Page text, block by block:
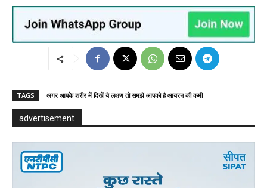
TAGS अगर आपके शरीर में दिखें ये लक्षण तो समझें आपको है आयरन की कमी
advertisement